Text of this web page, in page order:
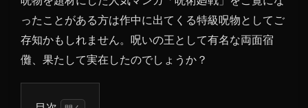
ったことがある方は作中に出てくる特級呪物としてご
存知かもしれません。呪いの王として有名な両面宿
儺、果たして実在したのでしょうか？